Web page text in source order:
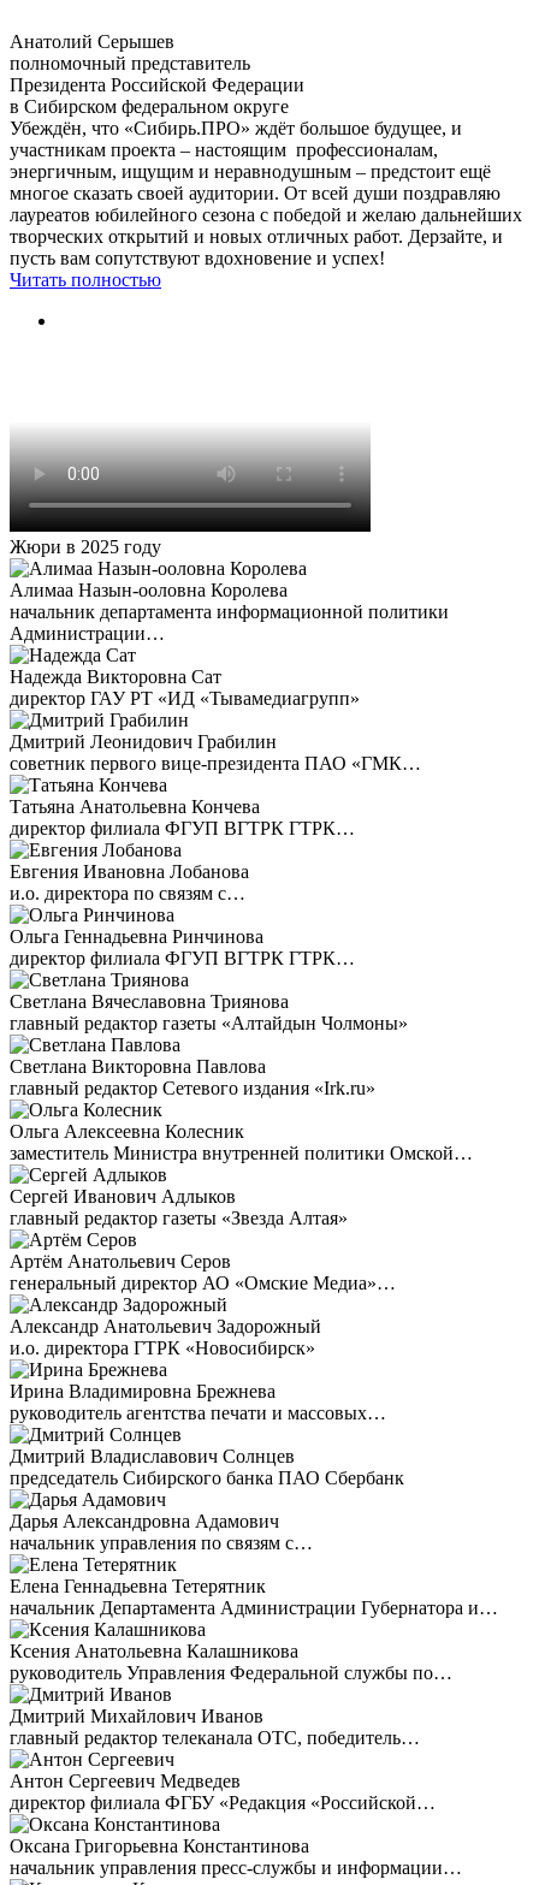
Анатолий Серышев
полномочный представитель
Президента Российской Федерации
в Сибирском федеральном округе
Убеждён, что «Сибирь.ПРО» ждёт большое будущее, и
участникам проекта – настоящим профессионалам,
энергичным, ищущим и неравнодушным – предстоит ещё
многое сказать своей аудитории. От всей души поздравляю
лауреатов юбилейного сезона с победой и желаю дальнейших
творческих открытий и новых отличных работ. Дерзайте, и
пусть вам сопутствуют вдохновение и успех!
Читать полностью
Жюри в 2025 году
Алимаа Назын-ооловна Королева
начальник департамента информационной политики
Администрации…
Надежда Викторовна Сат
директор ГАУ РТ «ИД «Тывамедиагрупп»
Дмитрий Леонидович Грабилин
советник первого вице-президента ПАО «ГМК…
Татьяна Анатольевна Кончева
директор филиала ФГУП ВГТРК ГТРК…
Евгения Ивановна Лобанова
и.о. директора по связям с…
Ольга Геннадьевна Ринчинова
директор филиала ФГУП ВГТРК ГТРК…
Светлана Вячеславовна Триянова
главный редактор газеты «Алтайдын Чолмоны»
Светлана Викторовна Павлова
главный редактор Сетевого издания «Irk.ru»
Ольга Алексеевна Колесник
заместитель Министра внутренней политики Омской…
Сергей Иванович Адлыков
главный редактор газеты «Звезда Алтая»
Артём Анатольевич Серов
генеральный директор АО «Омские Медиа»…
Александр Анатольевич Задорожный
и.о. директора ГТРК «Новосибирск»
Ирина Владимировна Брежнева
руководитель агентства печати и массовых…
Дмитрий Владиславович Солнцев
председатель Сибирского банка ПАО Сбербанк
Дарья Александровна Адамович
начальник управления по связям с…
Елена Геннадьевна Тетерятник
начальник Департамента Администрации Губернатора и…
Ксения Анатольевна Калашникова
руководитель Управления Федеральной службы по…
Дмитрий Михайлович Иванов
главный редактор телеканала ОТС, победитель…
Антон Сергеевич Медведев
директор филиала ФГБУ «Редакция «Российской…
Оксана Григорьевна Константинова
начальник управления пресс-службы и информации…